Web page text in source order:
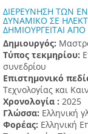
ΔΙΕΡΕΥΝΗΣΗ ΤΩΝ
ΔΥΝΑΜΙΚΟ ΣΕ
ΔΗΜΙΟΥΡΓΕΙΤΑΙ
Δημιουργός:
Τύπος τεκμηρίου:
συνεδρίου
Επιστημονικό
Τεχνολογίας και
Χρονολογία : 2025
Γλώσσα: Ελληνική
Φορέας: Ελληνική